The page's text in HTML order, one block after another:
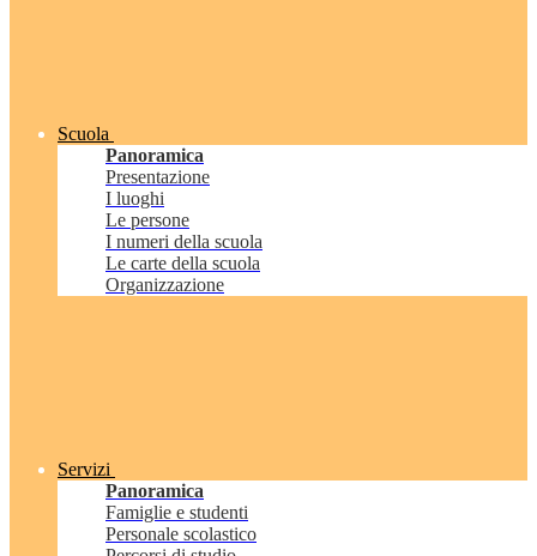
Scuola
Panoramica
Presentazione
I luoghi
Le persone
I numeri della scuola
Le carte della scuola
Organizzazione
Servizi
Panoramica
Famiglie e studenti
Personale scolastico